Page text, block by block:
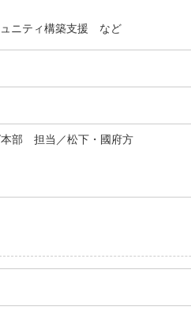
ュニティ構築支援 など
部 担当／松下・國府方